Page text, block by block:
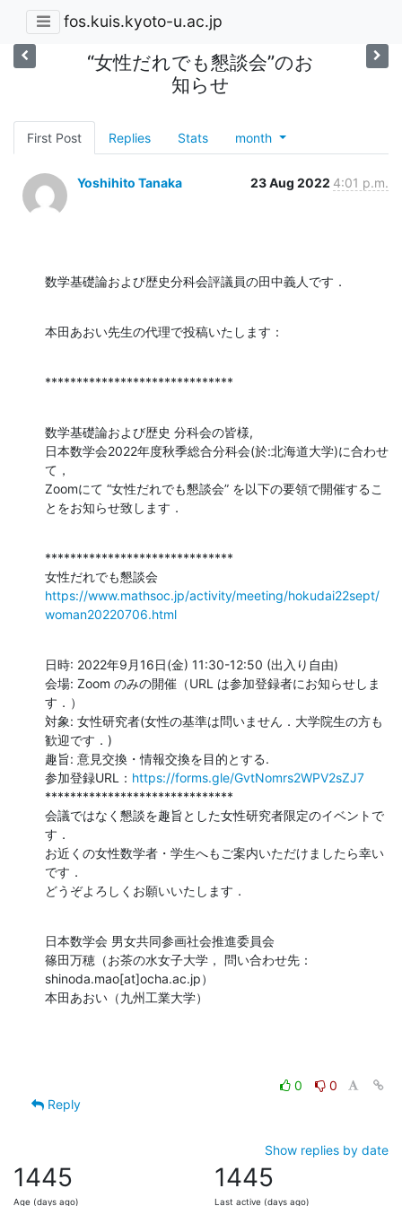
fos.kuis.kyoto-u.ac.jp
“女性だれでも懇談会”のお
知らせ
First Post Replies Stats month
Yoshihito Tanaka 23 Aug 2022 4:01 p.m.
数学基礎論および歴史分科会評議員の田中義人です．
本田あおい先生の代理で投稿いたします：
******************************
数学基礎論および歴史 分科会の皆様,
日本数学会2022年度秋季総合分科会(於:北海道大学)に合わせ
て，
Zoomにて “女性だれでも懇談会” を以下の要領で開催するこ
とをお知らせ致します．
******************************
https://www.mathsoc.jp/activity/meeting/hokudai22sept/
woman20220706.html
日時: 2022年9月16日(金) 11:30-12:50 (出入り自由)
会場: Zoom のみの開催（URL は参加登録者にお知らせしま
す．）
対象: 女性研究者(女性の基準は問いません．大学院生の方も
歓迎です．)
趣旨: 意見交換・情報交換を目的とする.
参加登録URL： https://forms.gle/GvtNomrs2WPV2sZJ7
******************************
会議ではなく懇談を趣旨とした女性研究者限定のイベントで
す．
お近くの女性数学者・学生へもご案内いただけましたら幸い
です．
どうぞよろしくお願いいたします．
日本数学会 男女共同参画社会推進委員会
篠田万穂（お茶の水女子大学， 問い合わせ先：
shinoda.mao[at]ocha.ac.jp）
本田あおい（九州工業大学）
0
0
Reply
Show replies by date
1445
Age (days ago)
1445
Last active (days ago)